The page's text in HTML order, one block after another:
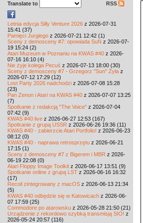
Translate to RSS
Letnia edycja Silly Venture 2026 z 2026-07-31
15:41 (37)
Pamięci Jurgiego z 2026-07-21 12:42 (1)
Sceny z demosceny #7: opowiada SuN z 2026-07-
19 15:24 (2)
Atari Muzeum w Poznaniu na KWAS #40 z 2026-
07-16 16:10 (4)
Nie żyje kolega Pecuś z 2026-07-13 18:00 (30)
Sceny z demosceny #7 - Grzegorz "Sun" Żyła z
2026-07-12 17:29 (12)
Lost Party 2026 nadchodzi z 2026-07-08 15:28
(23)
Pan Zenon i Atari na KWAS #40 z 2026-07-07 13:25
(7)
Spotkanie z redakcją "The Voice" z 2026-07-04
07:42 (9)
KWAS #40 live z 2026-06-27 12:53 (167)
Spotkanie z grupą USSR z 2026-06-26 19:36 (11)
KWAS #40 - zabierzcie Atari Portfolio! z 2026-06-23
08:12 (0)
KWAS #40 - naprawa retrosprzętu z 2026-06-21
17:15 (1)
Sceny z demosceny #7 z Bigerem i MBR z 2026-
06-19 22:08 (0)
Atari Floppy Image Toolkit z 2026-06-17 13:51 (9)
Spotkanie online z grupą LST z 2026-06-16 16:32
(17)
Recoil zintegrowany z macOS z 2026-06-13 21:34
(5)
KWAS #40 odbędzie się w Katowicach z 2026-06-
07 17:59 (25)
Commodore po atarowsku z 2026-05-28 21:50 (21)
Urządzenie z rekordowo szybką transmisją SIO! z
2026-05-24 20:57 (116)